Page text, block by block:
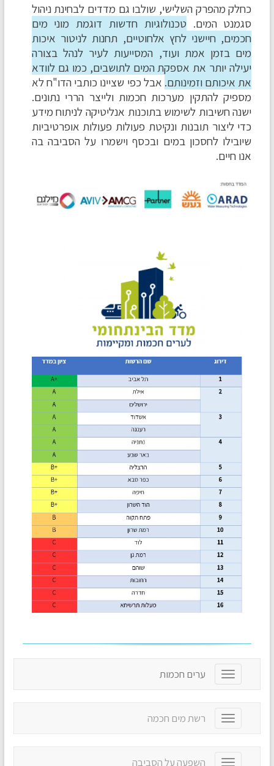
כחלק מהפרק השלישי, שולבו גם מדדים לבחינת ניהול
סגמנט המים. טכנולוגיות חדשות דוגמת מוני מים
חכמים, חיישני לחץ אלחוטיים, תחנות לניטור איכות
מים בזמן אמת ועוד, המסייעות לעיר לנהל בצורה
יעילה יותר את אספקת המים לתושבים, כמו גם לוודא
את איכותם וזמינותם. אבל כפי שציינו כותבי הדו"ח לא
מספיק להתקין מערכות חכמות ולייצר הררי נתונים.
ישנה חשיבות לשימוש בתוכנות אנליטיקה לניתוח מידע
כדי ליצור תובנות ונקיטת פעולות פעולות אופרטיביות
שיובילו לחסכון במים ובכסף וישמרו על הסביבה בה
אנו חיים.
T
o
g
l
a
ערים חכמות
T
o
g
רשת מים חכמה
T השפעה על הסביבה